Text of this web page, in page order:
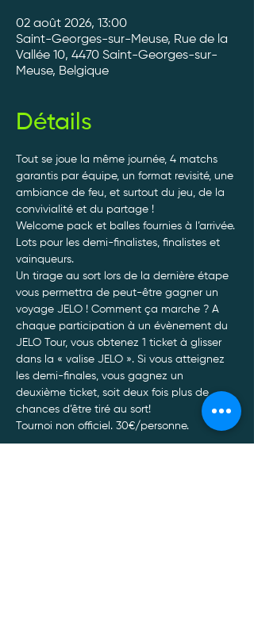
02 août 2026, 13:00
Saint-Georges-sur-Meuse, Rue de la
Vallée 10, 4470 Saint-Georges-sur-
Meuse, Belgique
Détails
Tout se joue la même journée, 4 matchs
garantis par équipe, un format revisité, une
ambiance de feu, et surtout du jeu, de la
convivialité et du partage !
Welcome pack et balles fournies à l’arrivée.
Lots pour les demi-finalistes, finalistes et
vainqueurs.
Un tirage au sort lors de la dernière étape
vous permettra de peut-être gagner un
voyage JELO ! Comment ça marche ? A
chaque participation à un évènement du
JELO Tour, vous obtenez 1 ticket à glisser
dans la « valise JELO ». Si vous atteignez
les demi-finales, vous gagnez un
deuxième ticket, soit deux fois plus de
chances d’être tiré au sort!
Tournoi non officiel. 30€/personne.